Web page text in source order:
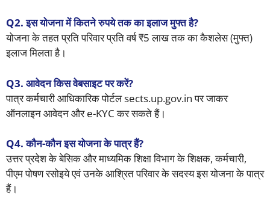
Q2. इस योजना में कितने रुपये तक का इलाज मुफ्त है?
योजना के तहत प्रति परिवार प्रति वर्ष ₹5 लाख तक का कैशलेस (मुफ्त)
इलाज मिलता है।
Q3. आवेदन किस वेबसाइट पर करें?
पात्र कर्मचारी आधिकारिक पोर्टल sects.up.gov.in पर जाकर
ऑनलाइन आवेदन और e-KYC कर सकते हैं।
Q4. कौन-कौन इस योजना के पात्र हैं?
उत्तर प्रदेश के बेसिक और माध्यमिक शिक्षा विभाग के शिक्षक, कर्मचारी,
पीएम पोषण रसोइये एवं उनके आश्रित परिवार के सदस्य इस योजना के पात्र
हैं।